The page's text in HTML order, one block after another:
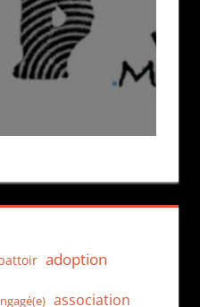
adoption
association